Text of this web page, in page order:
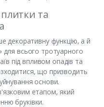
та
декоративну функцію, а й
для всього тротуарного
під впливом опадів та
що призводить
основи.
етапом, який
бруківки.